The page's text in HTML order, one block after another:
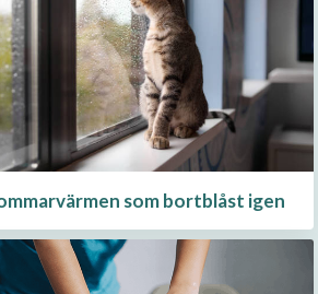
som bortblåst igen